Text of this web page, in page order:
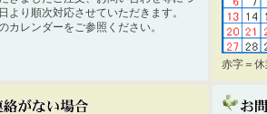
より順次対応させていただきます。
カレンダーをご参照ください。
赤字＝